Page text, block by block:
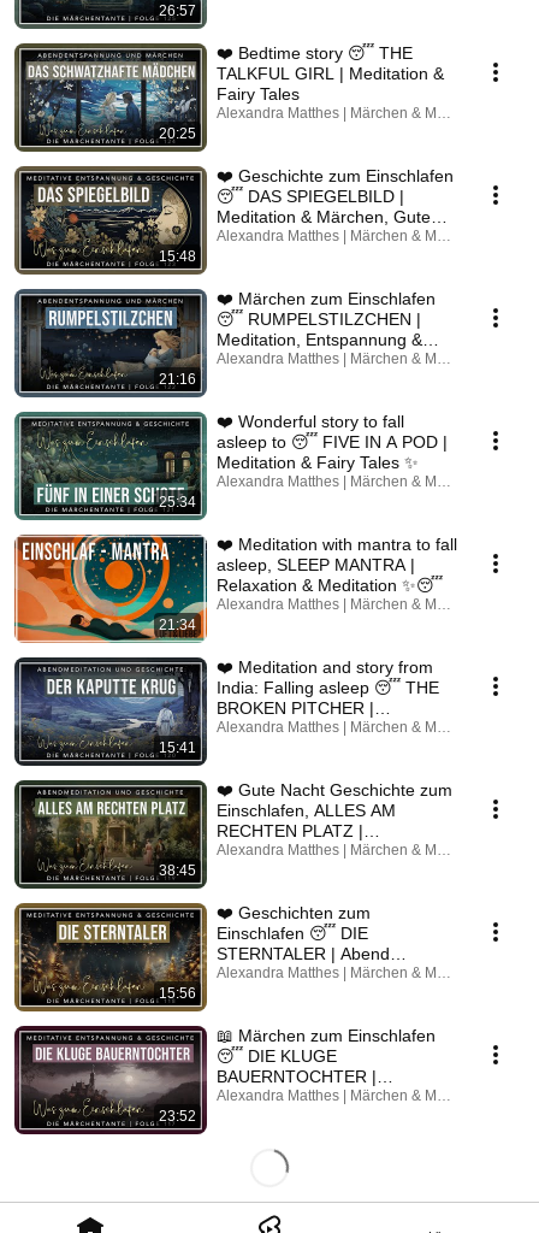
26:57
20:25
❤️ Bedtime story 😴 THE
TALKFUL GIRL | Meditation &
Fairy Tales
Alexandra Matthes | Märchen & Meditation
15:48
❤️ Geschichte zum Einschlafen
😴 DAS SPIEGELBILD |
Meditation & Märchen, Gute
Nacht
Alexandra Matthes | Märchen & Meditation
21:16
❤️ Märchen zum Einschlafen
😴 RUMPELSTILZCHEN |
Meditation, Entspannung &
Gutenachtgeschichte ✨
Alexandra Matthes | Märchen & Meditation
25:34
❤️ Wonderful story to fall
asleep to 😴 FIVE IN A POD |
Meditation & Fairy Tales ✨
Alexandra Matthes | Märchen & Meditation
21:34
❤️ Meditation with mantra to fall
asleep, SLEEP MANTRA |
Relaxation & Meditation ✨😴
Alexandra Matthes | Märchen & Meditation
15:41
❤️ Meditation and story from
India: Falling asleep 😴 THE
BROKEN PITCHER |
Relaxation & Wisdom
Alexandra Matthes | Märchen & Meditation
38:45
❤️ Gute Nacht Geschichte zum
Einschlafen, ALLES AM
RECHTEN PLATZ |
Entspannung & Märchen ✨ 😴
Alexandra Matthes | Märchen & Meditation
15:56
❤️ Geschichten zum
Einschlafen 😴 DIE
STERNTALER | Abend
Entspannung & Märchen ✨
Alexandra Matthes | Märchen & Meditation
23:52
📖 Märchen zum Einschlafen
😴 DIE KLUGE
BAUERNTOCHTER |
Entspannung & Gute Nacht
Alexandra Matthes | Märchen & Meditation